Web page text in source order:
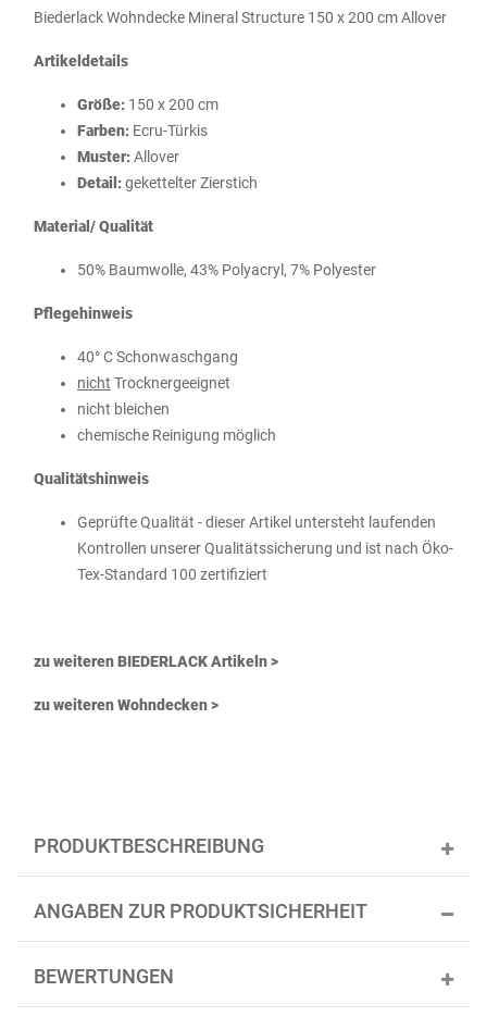
Biederlack Wohndecke Mineral Structure 150 x 200 cm Allover
Artikeldetails
Größe: 150 x 200 cm
Farben: Ecru-Türkis
Muster:Allover
Detail:gekettelter Zierstich
Material/ Qualität
50% Baumwolle, 43% Polyacryl, 7% Polyester
Pflegehinweis
40° C Schonwaschgang
nicht Trocknergeeignet
nicht bleichen
chemische Reinigung möglich
Qualitätshinweis
Geprüfte Qualität - dieser Artikel untersteht laufenden
Kontrollen unserer Qualitätssicherung und ist nach Öko-
Tex-Standard 100 zertifiziert
zu weiteren BIEDERLACK Artikeln >
zu weiteren Wohndecken >
PRODUKTBESCHREIBUNG
ANGABEN ZUR PRODUKTSICHERHEIT
BEWERTUNGEN